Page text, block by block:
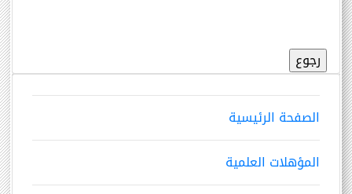
الصفحة الرئيسية
المؤهلات العلمية